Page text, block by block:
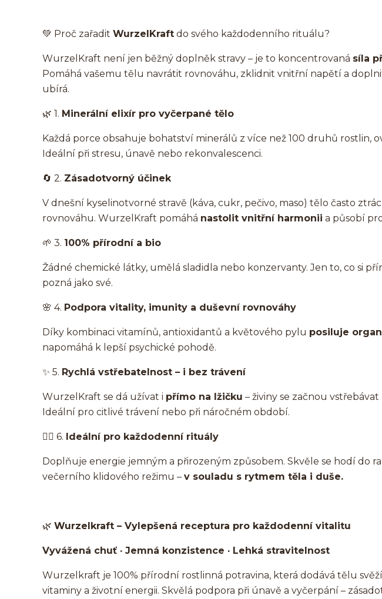
💚 Proč zařadit WurzelKraft do svého každodenního rituálu?
WurzelKraft není jen běžný doplněk stravy – je to koncentrovaná síla
Pomáhá vašemu tělu navrátit rovnováhu, zklidnit vnitřní napětí a
ubírá.
🌿 1. Minerální elixír pro vyčerpané tělo
Každá porce obsahuje bohatství minerálů z více než 100 druhů rostlin,
Ideální při stresu, únavě nebo rekonvalescenci.
🔄 2. Zásadotvorný účinek
V dnešní kyselinotvorné stravě (káva, cukr, pečivo, maso) tělo často
rovnováhu. WurzelKraft pomáhá nastolit vnitřní harmonii a působí
🌱 3. 100% přírodní a bio
Žádné chemické látky, umělá sladidla nebo konzervanty. Jen to, co si
pozná jako své.
🌸 4. Podpora vitality, imunity a duševní rovnováhy
Díky kombinaci vitamínů, antioxidantů a květového pylu posiluje
napomáhá k lepší psychické pohodě.
✨ 5. Rychlá vstřebatelnost – i bez trávení
WurzelKraft se dá užívat i přímo na lžičku – živiny se začnou
Ideální pro citlivé trávení nebo při náročném období.
🧘‍♀️ 6. Ideální pro každodenní rituály
Doplňuje energie jemným a přirozeným způsobem. Skvěle se hodí do
večerního klidového režimu – v souladu s rytmem těla i duše.
🌿 Wurzelkraft – Vylepšená receptura pro každodenní vitalitu
Vyvážená chuť · Jemná konzistence · Lehká stravitelnost
Wurzelkraft je 100% přírodní rostlinná potravina, která dodává tělu
vitaminy a životní energii. Skvělá podpora při únavě a vyčerpání –